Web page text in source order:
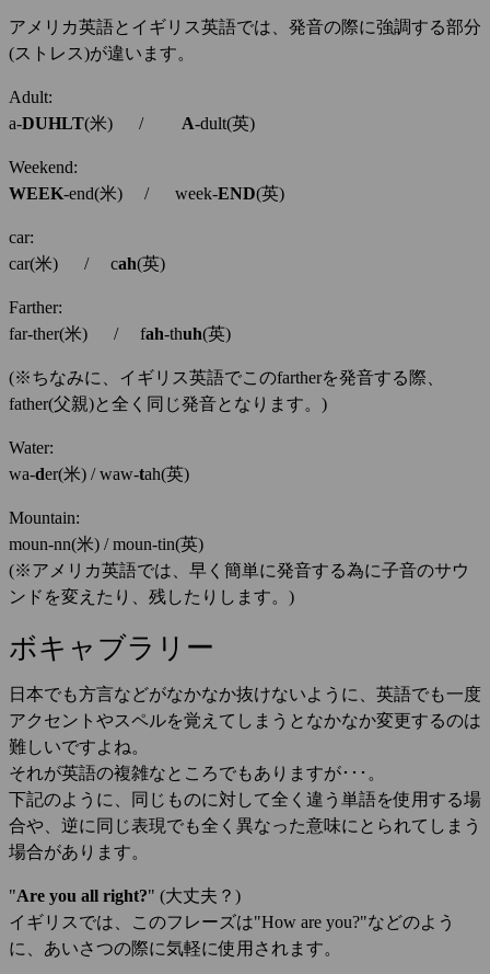
アメリカ英語とイギリス英語では、発音の際に強調する部分
(ストレス)が違います。
Adult:
a-DUHLT(米) / A-dult(英)
Weekend:
WEEK-end(米) / week-END(英)
car:
car(米) / cah(英)
Farther:
far-ther(米) / fah-thuh(英)
(※ちなみに、イギリス英語でこのfartherを発音する際、
father(父親)と全く同じ発音となります。)
Water:
wa-der(米) / waw-tah(英)
Mountain:
moun-nn(米) / moun-tin(英)
(※アメリカ英語では、早く簡単に発音する為に子音のサウ
ンドを変えたり、残したりします。)
ボキャブラリー
日本でも方言などがなかなか抜けないように、英語でも一度
アクセントやスペルを覚えてしまうとなかなか変更するのは
難しいですよね。
それが英語の複雑なところでもありますが･･･。
下記のように、同じものに対して全く違う単語を使用する場
合や、逆に同じ表現でも全く異なった意味にとられてしまう
場合があります。
"Are you all right?" (大丈夫？)
イギリスでは、このフレーズは"How are you?"などのよう
に、あいさつの際に気軽に使用されます。